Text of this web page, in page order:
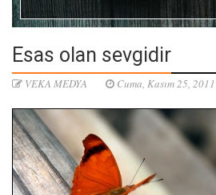
Esas olan sevgidir
VEKA MEDYA Cuma, Kasım 25, 2011